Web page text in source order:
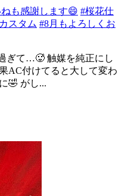
も感謝します😄 #桜花仕
スタム #8月もよろしくお
ぎて…🥵 触媒を純正にし
AC付けてると大して変わ
🤣 がし...